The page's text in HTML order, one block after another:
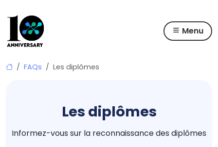
Skip
Menu
FAQs Les diplômes
Les diplômes
Informez-vous sur la reconnaissance des diplômes